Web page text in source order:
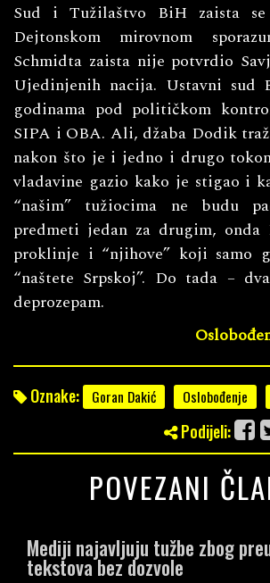
Sud i Tužilaštvo BiH zaista
Dejtonskom mirovnom
Schmidta zaista nije potvrdio
Ujedinjenih nacija. Ustavni sud
godinama pod političkom
SIPA i OBA. Ali, džaba Dodik
nakon što je i jedno i drugo
vladavine gazio kako je stigao i
“našim” tužiocima ne budu
predmeti jedan za drugim, onda
proklinje i “njihove” koji samo
“naštete Srpskoj”. Do tada –
deprozepam.
Oznake: Goran Dakić Oslobođenje
Podijeli:
POVEZANI
Mediji najavljuju tužbe zbog
tekstova bez dozvole